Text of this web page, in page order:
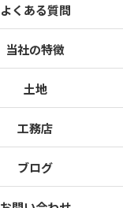
よくある質問
当社の特徴
土地
工務店
ブログ